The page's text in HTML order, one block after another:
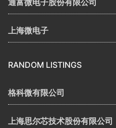
通富微电子股份有限公司
上海微电子
RANDOM LISTINGS
格科微有限公司
上海思尔芯技术股份有限公司